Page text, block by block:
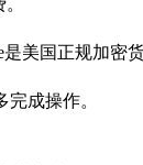
美国正规加密
成操作。